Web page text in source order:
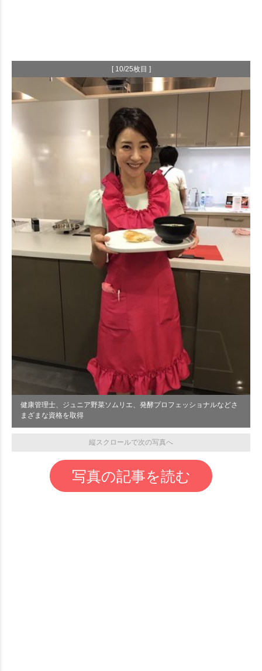
[ 10/25枚目 ]
健康管理士、ジュニア野菜ソムリエ、発酵プロフェッショナルなどさ
まざまな資格を取得
縦スクロールで次の写真へ
写真の記事を読む